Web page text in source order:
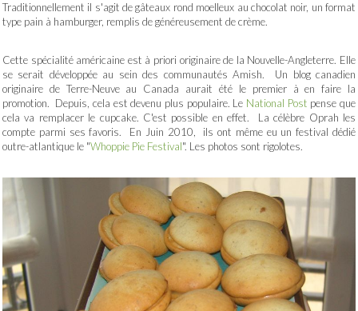
Traditionnellement il s'agit de gâteaux rond moelleux au chocolat noir, un format
type pain à hamburger, remplis de généreusement de crème.
Cette spécialité américaine est à priori originaire de la Nouvelle-Angleterre. Elle
se serait développée au sein des communautés Amish. Un blog canadien
originaire de Terre-Neuve au Canada aurait été le premier à en faire la
promotion. Depuis, cela est devenu plus populaire. Le National Post pense que
cela va remplacer le cupcake. C'est possible en effet. La célèbre Oprah les
compte parmi ses favoris. En Juin 2010, ils ont même eu un festival dédié
outre-atlantique le "Whoppie Pie Festival". Les photos sont rigolotes.